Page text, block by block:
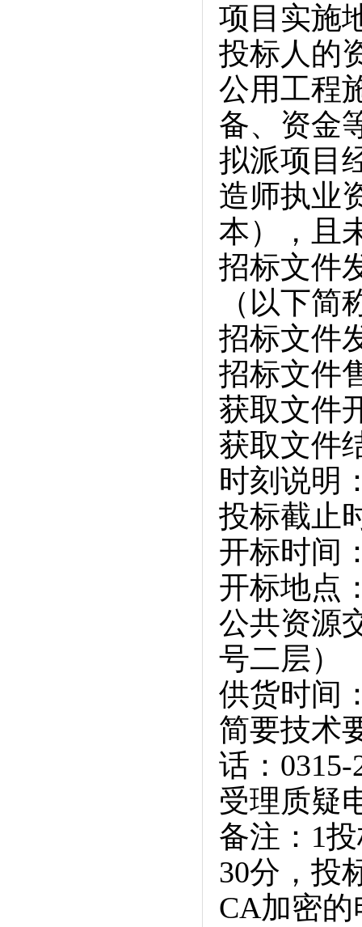
项目实施
投标人的
公用工程
备、资金
拟派项目
造师执业
本），且
招标文件
（以下
招标文件
招标文件
获取文件
获取文件
时刻说明
投标截止
开标时间
开标地点
公共资源
号二层）
供货时间
简要技术
话：0315-
受理质疑
备注：1
30分，投
CA加密